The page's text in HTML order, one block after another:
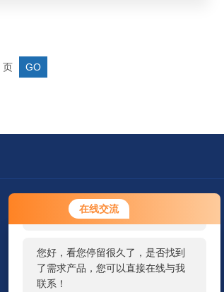
在线交流
您好！欢迎前来咨询，很高兴为您
服务，请问您要咨询什么问题呢？
您好，看您停留很久了，是否找到
了需求产品，您可以直接在线与我
联系！
页